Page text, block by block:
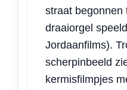
straat begonnen
draaiorgel
Jordaanfilms).
scherpinbeeld
kermisfilmpjes